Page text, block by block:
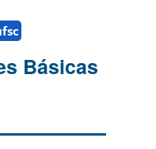
Básicas